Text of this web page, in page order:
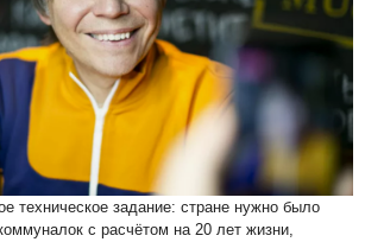
техническое задание: стране нужно было
с расчётом на 20 лет жизни,